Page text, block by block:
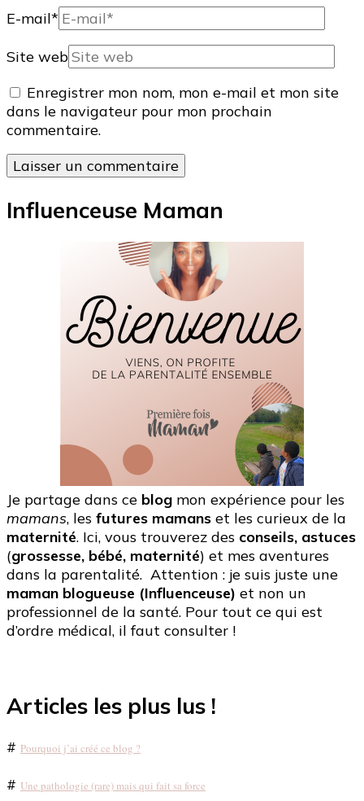
E-mail*
Site web
Enregistrer mon nom, mon e-mail et mon site
dans le navigateur pour mon prochain
commentaire.
Influenceuse Maman
Je partage dans ce blog mon expérience pour les
mamans, les futures mamans et les curieux de la
maternité. Ici, vous trouverez des conseils, astuces
(grossesse, bébé, maternité) et mes aventures
dans la parentalité. Attention : je suis juste une
maman blogueuse (Influenceuse) et non un
professionnel de la santé. Pour tout ce qui est
d’ordre médical, il faut consulter !
Articles les plus lus !
# Pourquoi j’ai créé ce blog ?
# Une pathologie (rare) mais qui fait sa force